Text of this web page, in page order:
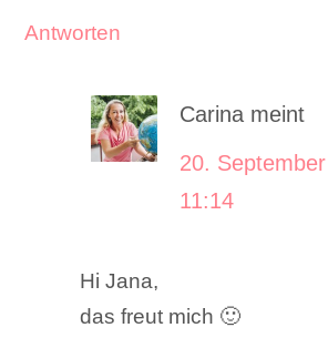
Antworten
Carina meint
20.
11:14
Hi Jana,
das freut mich 🙂